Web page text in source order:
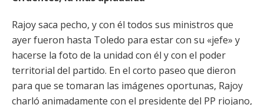
Rajoy saca pecho, y con él todos sus ministros que
ayer fueron hasta Toledo para estar con su «jefe» y
hacerse la foto de la unidad con él y con el poder
territorial del partido. En el corto paseo que dieron
para que se tomaran las imágenes oportunas, Rajoy
charló animadamente con el presidente del PP riojano,